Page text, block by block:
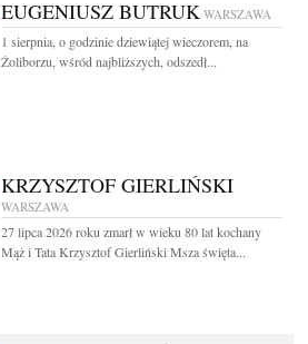
EUGENIUSZ BUTRUK WARSZAWA
1 sierpnia, o godzinie dziewiątej wieczorem, na
Żoliborzu, wśród najbliższych, odszedł...
KRZYSZTOF GIERLIŃSKI
WARSZAWA
27 lipca 2026 roku zmarł w wieku 80 lat kochany
Mąż i Tata Krzysztof Gierliński Msza święta...